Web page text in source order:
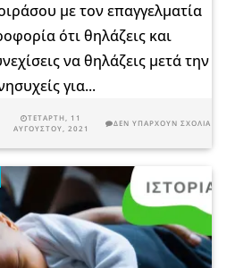
με τον επαγγελματία
ότι θηλάζεις και
να θηλάζεις μετά την
για...
ΤΕΤΆΡΤΗ, 11
ΑΥΓΟΎΣΤΟΥ, 2021
ΔΕΝ ΥΠΆΡΧΟΥΝ ΣΧΌΛΙΑ